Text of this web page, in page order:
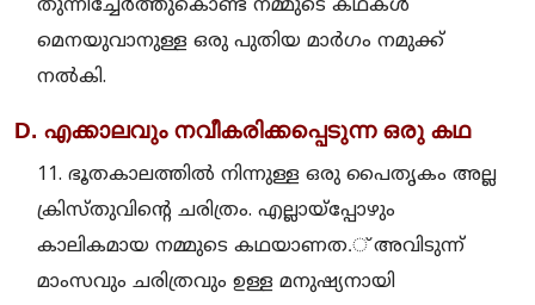
തുന്നിച്ചേര്‍ത്തുകൊണ്ട് നമ്മുടെ കഥകള്‍
മെനയുവാനുള്ള ഒരു പുതിയ മാര്‍ഗം നമുക്ക്
നല്‍കി.
D. എക്കാലവും നവീകരിക്കപ്പെടുന്ന ഒരു കഥ
11. ഭൂതകാലത്തില്‍ നിന്നുള്ള ഒരു പൈതൃകം അല്ല
ക്രിസ്തുവിന്റെ ചരിത്രം. എല്ലായ്പ്പോഴും
കാലികമായ നമ്മുടെ കഥയാണത.് അവിടുന്ന്
മാംസവും ചരിത്രവും ഉള്ള മനുഷ്യനായി